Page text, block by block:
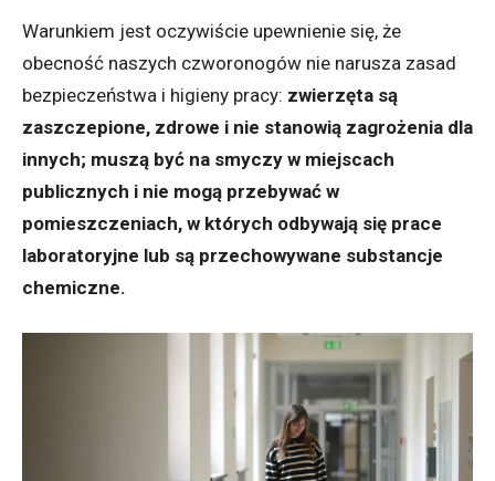
Warunkiem jest oczywiście upewnienie się, że
obecność naszych czworonogów nie narusza zasad
bezpieczeństwa i higieny pracy: zwierzęta są
zaszczepione, zdrowe i nie stanowią zagrożenia dla
innych; muszą być na smyczy w miejscach
publicznych i nie mogą przebywać w
pomieszczeniach, w których odbywają się prace
laboratoryjne lub są przechowywane substancje
chemiczne.